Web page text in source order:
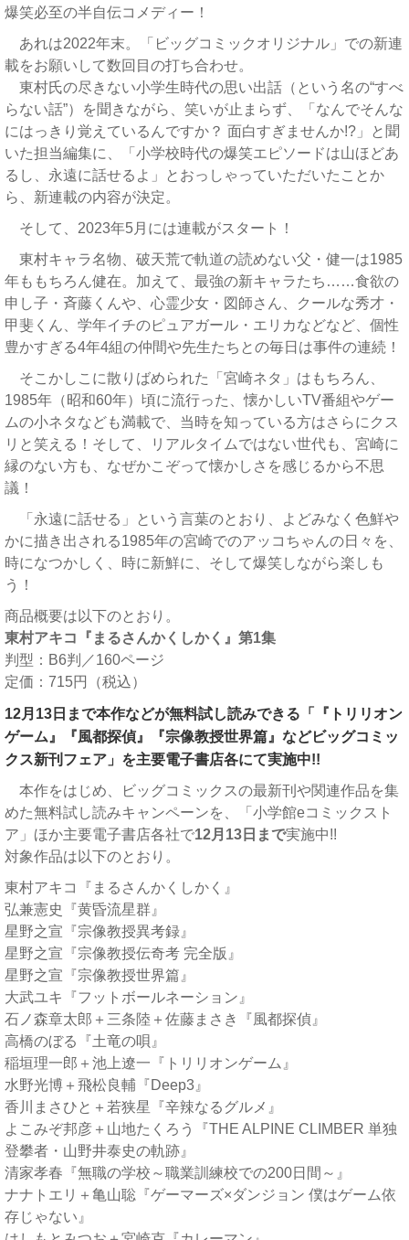
爆笑必至の半自伝コメディー！
あれは2022年末。「ビッグコミックオリジナル」での新連
載をお願いして数回目の打ち合わせ。
東村氏の尽きない小学生時代の思い出話（という名の“すべ
らない話”）を聞きながら、笑いが止まらず、「なんでそんな
にはっきり覚えているんですか？ 面白すぎませんか!?」と聞
いた担当編集に、「小学校時代の爆笑エピソードは山ほどあ
るし、永遠に話せるよ」とおっしゃっていただいたことか
ら、新連載の内容が決定。
そして、2023年5月には連載がスタート！
東村キャラ名物、破天荒で軌道の読めない父・健一は1985
年ももちろん健在。加えて、最強の新キャラたち……食欲の
申し子・斉藤くんや、心霊少女・図師さん、クールな秀才・
甲斐くん、学年イチのピュアガール・エリカなどなど、個性
豊かすぎる4年4組の仲間や先生たちとの毎日は事件の連続！
そこかしこに散りばめられた「宮崎ネタ」はもちろん、
1985年（昭和60年）頃に流行った、懐かしいTV番組やゲー
ムの小ネタなども満載で、当時を知っている方はさらにクス
リと笑える！そして、リアルタイムではない世代も、宮崎に
縁のない方も、なぜかこぞって懐かしさを感じるから不思
議！
「永遠に話せる」という言葉のとおり、よどみなく色鮮や
かに描き出される1985年の宮崎でのアッコちゃんの日々を、
時になつかしく、時に新鮮に、そして爆笑しながら楽しも
う！
商品概要は以下のとおり。
東村アキコ『まるさんかくしかく』第1集
判型：B6判／160ページ
定価：715円（税込）
12月13日まで本作などが無料試し読みできる「『トリリオン
ゲーム』『風都探偵』『宗像教授世界篇』などビッグコミッ
クス新刊フェア」を主要電子書店各にて実施中!!
本作をはじめ、ビッグコミックスの最新刊や関連作品を集
めた無料試し読みキャンペーンを、「小学館eコミックスト
ア」ほか主要電子書店各社で12月13日まで実施中!!
対象作品は以下のとおり。
東村アキコ『まるさんかくしかく』
弘兼憲史『黄昏流星群』
星野之宣『宗像教授異考録』
星野之宣『宗像教授伝奇考 完全版』
星野之宣『宗像教授世界篇』
大武ユキ『フットボールネーション』
石ノ森章太郎＋三条陸＋佐藤まさき『風都探偵』
高橋のぼる『土竜の唄』
稲垣理一郎＋池上遼一『トリリオンゲーム』
水野光博＋飛松良輔『Deep3』
香川まさひと＋若狭星『辛辣なるグルメ』
よこみぞ邦彦＋山地たくろう『THE ALPINE CLIMBER 単独
登攀者・山野井泰史の軌跡』
清家孝春『無職の学校～職業訓練校での200日間～』
ナナトエリ＋亀山聡『ゲーマーズ×ダンジョン 僕はゲーム依
存じゃない』